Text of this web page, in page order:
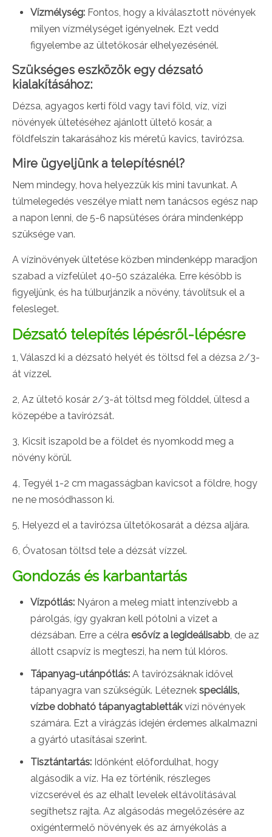
Vízmélység: Fontos, hogy a kiválasztott növények
milyen vízmélységet igényelnek. Ezt vedd
figyelembe az ültetőkosár elhelyezésénél.
Szükséges eszközök egy dézsató
kialakításához:
Dézsa, agyagos kerti föld vagy tavi föld, víz, vízi
növények ültetéséhez ajánlott ültető kosár, a
földfelszín takarásához kis méretű kavics, tavirózsa.
Mire ügyeljünk a telepítésnél?
Nem mindegy, hova helyezzük kis mini tavunkat. A
túlmelegedés veszélye miatt nem tanácsos egész nap
a napon lenni, de 5-6 napsütéses órára mindenképp
szüksége van.
A vízinövények ültetése közben mindenképp maradjon
szabad a vízfelület 40-50 százaléka. Erre később is
figyeljünk, és ha túlburjánzik a növény, távolítsuk el a
felesleget.
Dézsató telepítés lépésről-lépésre
1, Válaszd ki a dézsató helyét és töltsd fel a dézsa 2/3-
át vízzel.
2, Az ültető kosár 2/3-át töltsd meg földdel, ültesd a
közepébe a tavirózsát.
3, Kicsit iszapold be a földet és nyomkodd meg a
növény körül.
4, Tegyél 1-2 cm magasságban kavicsot a földre, hogy
ne ne mosódhasson ki.
5, Helyezd el a tavirózsa ültetőkosarát a dézsa aljára.
6, Óvatosan töltsd tele a dézsát vízzel.
Gondozás és karbantartás
Vízpótlás: Nyáron a meleg miatt intenzívebb a
párolgás, így gyakran kell pótolni a vizet a
dézsában. Erre a célra esővíz a legideálisabb , de az
állott csapvíz is megteszi, ha nem túl klóros.
Tápanyag-utánpótlás: A tavirózsáknak idővel
tápanyagra van szükségük. Léteznek speciális,
vízbe dobható tápanyagtablettákvízi növények
számára. Ezt a virágzás idején érdemes alkalmazni
a gyártó utasításai szerint.
Tisztántartás: Időnként előfordulhat, hogy
algásodik a víz. Ha ez történik, részleges
vízcserével és az elhalt levelek eltávolításával
segíthetsz rajta. Az algásodás megelőzésére az
oxigéntermelő növények és az árnyékolás a